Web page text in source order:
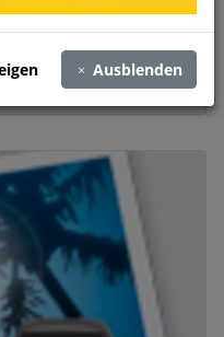
Artikel anzeigen
Ausblenden